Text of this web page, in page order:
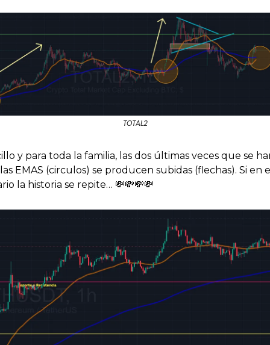
TOTAL2
y para toda la familia, las dos últimas veces que se
EMAS (circulos) se producen subidas (flechas). Si en
la historia se repite… 💸💸💸💸